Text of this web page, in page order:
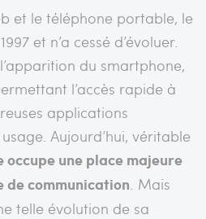
et le téléphone portable, le
et n’a cessé d’évoluer.
du smartphone,
l’accès rapide à
applications
Aujourd’hui, véritable
occupe une place majeure
de communication . Mais
telle évolution de sa